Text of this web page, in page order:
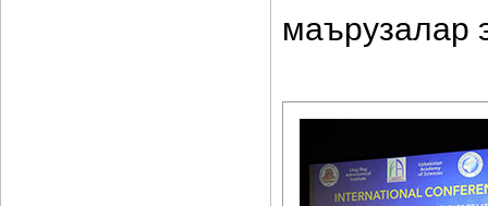
маърузалар